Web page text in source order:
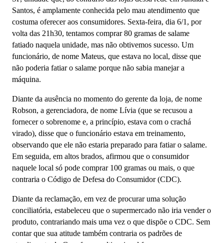
Santos, é amplamente conhecida pelo mau atendimento que
costuma oferecer aos consumidores. Sexta-feira, dia 6/1, por
volta das 21h30, tentamos comprar 80 gramas de salame
fatiado naquela unidade, mas não obtivemos sucesso. Um
funcionário, de nome Mateus, que estava no local, disse que
não poderia fatiar o salame porque não sabia manejar a
máquina.
Diante da ausência no momento do gerente da loja, de nome
Robson, a gerenciadora, de nome Lívia (que se recusou a
fornecer o sobrenome e, a princípio, estava com o crachá
virado), disse que o funcionário estava em treinamento,
observando que ele não estaria preparado para fatiar o salame.
Em seguida, em altos brados, afirmou que o consumidor
naquele local só pode comprar 100 gramas ou mais, o que
contraria o Código de Defesa do Consumidor (CDC).
Diante da reclamação, em vez de procurar uma solução
conciliatória, estabeleceu que o supermercado não iria vender o
produto, contrariando mais uma vez o que dispõe o CDC. Sem
contar que sua atitude também contraria os padrões de